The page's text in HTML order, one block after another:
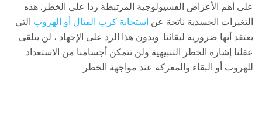
على أهم الأعراض الفسيولوجية المرتبطة ردا على الخطر. هذه
التغيرات الجسدية ناتجة عن استجابة كرب القتال أو الهروب التي
يعتقد أنها ضرورية لبقائنا. وبدون هذا الرد على الإجهاد ، لن يتلقى
عقلنا إشارة الخطر التنبيهية ولن تتمكن أجسامنا من الاستعداد
للهروب أو البقاء والمعركة عند مواجهة الخطر.